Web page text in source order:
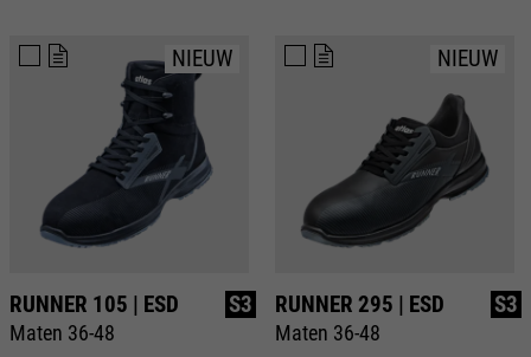
NIEUW
RUNNER 105 | ESD
Maten 36-48
S3
NIEUW
RUNNER 295 | ESD
Maten 36-48
S3